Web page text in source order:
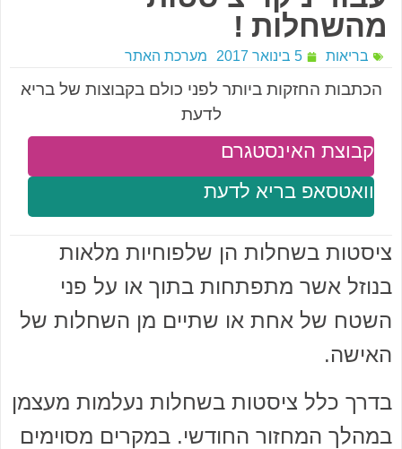
מהשחלות !
בריאות 5 בינואר 2017 מערכת האתר
הכתבות החזקות ביותר לפני כולם בקבוצות של בריא
לדעת
וואטסאפ בריא לדעת
קבוצת האינסטגרם
ציסטות בשחלות הן שלפוחיות מלאות
בנוזל אשר מתפתחות בתוך או על פני
השטח של אחת או שתיים מן השחלות של
האישה.
בדרך כלל ציסטות בשחלות נעלמות מעצמן
במהלך המחזור החודשי. במקרים מסוימים